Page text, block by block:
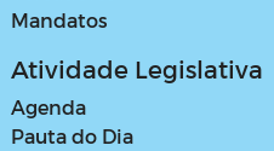
Mandatos
Atividade Legislativa
Agenda
Pauta do Dia